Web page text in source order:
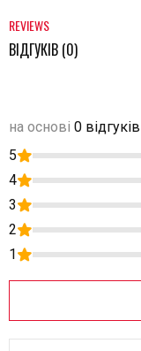
REVIEWS
ВІДГУКІВ (0)
на основі 0 відгуків
5
4
3
2
1